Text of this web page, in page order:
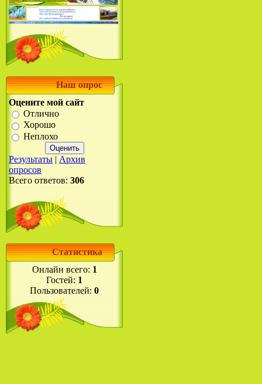
Наш опрос
Оцените мой сайт
Отлично
Хорошо
Неплохо
Результаты | Архив
опросов
Всего ответов: 306
Статистика
Онлайн всего: 1
Гостей: 1
Пользователей: 0